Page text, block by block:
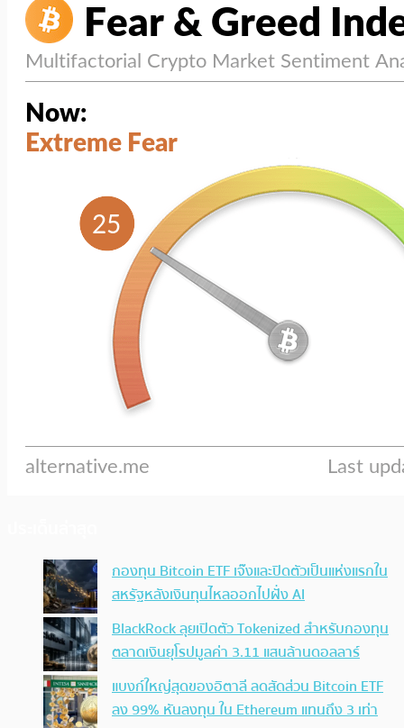
กองทุน Bitcoin ETF เจ๊งและปิดตัวเป็นแห่งแรกใน
สหรัฐหลังเงินทุนไหลออกไปฝั่ง AI
BlackRock ลุยเปิดตัว Tokenized สำหรับกองทุน
ตลาดเงินยุโรปมูลค่า 3.11 แสนล้านดอลลาร์
แบงก์ใหญ่สุดของอิตาลี ลดสัดส่วน Bitcoin ETF
ลง 99% หันลงทุน ใน Ethereum แทนถึง 3 เท่า